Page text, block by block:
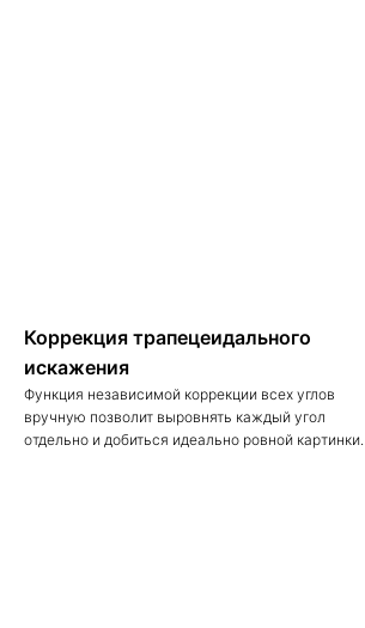
Коррекция трапецеидального
искажения
Функция независимой коррекции всех углов
вручную позволит выровнять каждый угол
отдельно и добиться идеально ровной картинки.